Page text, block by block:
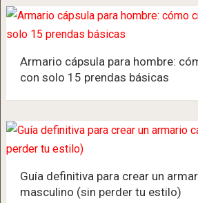
Armario cápsula para hombre:
con solo 15 prendas básicas
Guía definitiva para crear un
masculino (sin perder tu estilo)